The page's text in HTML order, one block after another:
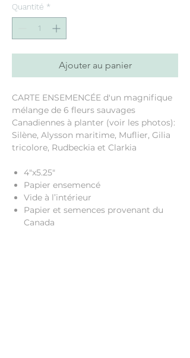
Quantité *
Ajouter au panier
CARTE ENSEMENCÉE d'un magnifique
mélange de 6 fleurs sauvages
Canadiennes à planter (voir les photos):
Silène, Alysson maritime, Muflier, Gilia
tricolore, Rudbeckia et Clarkia
4"x5.25"
Papier ensemencé
Vide à l’intérieur
Papier et semences provenant du
Canada